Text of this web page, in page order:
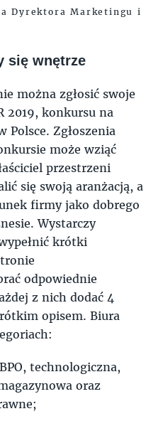
Dyrektora Marketingu i
się wnętrze
można zgłosić swoje
2019, konkursu na
Zgłoszenia
może wziąć
przestrzeni
się swoją aranżacją, a
firmy jako dobrego
Wystarczy
krótki
odpowiednie
z nich dodać 4
opisem. Biura
technologiczna,
oraz